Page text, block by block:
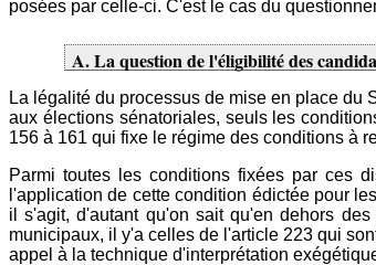
posées par celle-ci. C'est le cas du
A. La question de l'éligibilité des
La légalité du processus de mise en place du
aux élections sénatoriales, seuls les
156 à 161 qui fixe le régime des conditions à
Parmi toutes les conditions fixées par ces
l'application de cette condition édictée pour
il s'agit, d'autant qu'on sait qu'en dehors
municipaux, il y'a celles de l'article 223 qui
appel à la technique d'interprétation